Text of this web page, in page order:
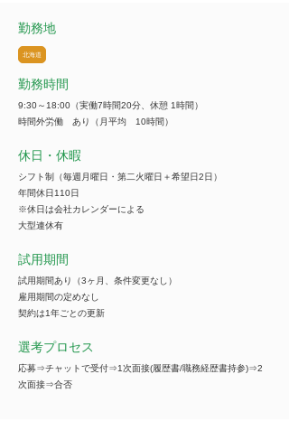
勤務地
北海道
勤務時間
9:30～18:00（実働7時間20分、休憩 1時間）
時間外労働 あり（月平均 10時間）
休日・休暇
シフト制（毎週月曜日・第二火曜日＋希望日2日）
年間休日110日
※休日は会社カレンダーによる
大型連休有
試用期間
試用期間あり（3ヶ月、条件変更なし）
雇用期間の定めなし
契約は1年ごとの更新
選考プロセス
応募⇒チャットで受付⇒1次面接(履歴書/職務経歴書持参)⇒2
次面接⇒合否